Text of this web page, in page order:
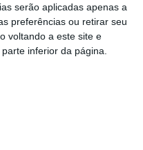
serão aplicadas apenas a
preferências ou retirar seu
voltando a este site e
inferior da página.
de pagamento
que o
segunda fase